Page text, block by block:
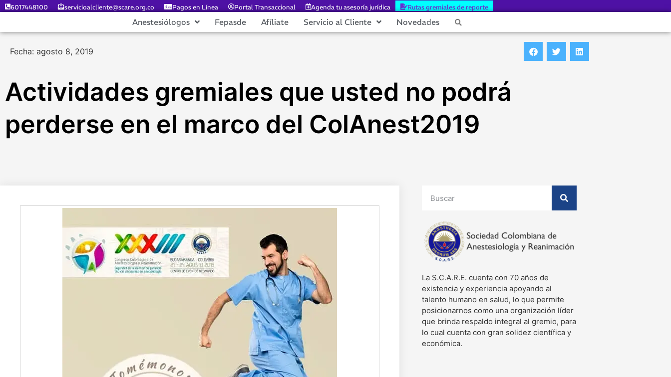
6017448100 servicioalcliente@scare.org.co Pagos en Línea Portal Transaccional Agenda tu asesoría jurídica Rutas gremiales de reporte
Anestesiólogos Fepasde Afíliate Servicio al Cliente Novedades
Fecha: agosto 8, 2019
Actividades gremiales que usted no podrá
perderse en el marco del ColAnest2019
La S.C.A.R.E. cuenta con 70 años de
existencia y experiencia apoyando al
talento humano en salud, lo que permite
posicionarnos como una organización líder
que brinda respaldo integral al gremio, para
lo cual cuenta con gran solidez científica y
económica.